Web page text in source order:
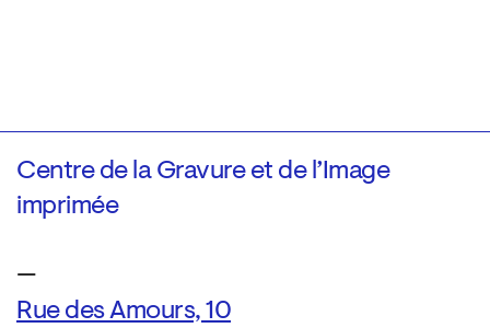
Centre de la Gravure et de l’Image
imprimée
—
Rue des Amours, 10